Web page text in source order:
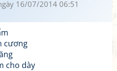
16/07/2014 06:51
cương
cho dày